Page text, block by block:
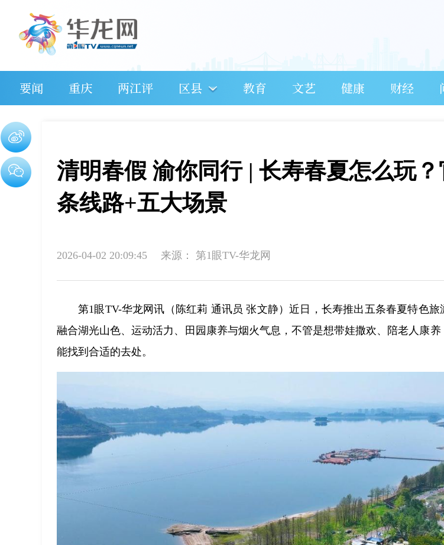
要闻 重庆 两江评 区县 教育 文艺 健康 财经
清明春假 渝你同行 | 长寿春夏怎么玩
条线路+五大场景
2026-04-02 20:09:45 来源： 第1眼TV-华龙网
第1眼TV-华龙网讯（陈红莉 通讯员 张文静）近日，长寿推出五条春夏特色旅
融合湖光山色、运动活力、田园康养与烟火气息，不管是想带娃撒欢、陪老人康
能找到合适的去处。